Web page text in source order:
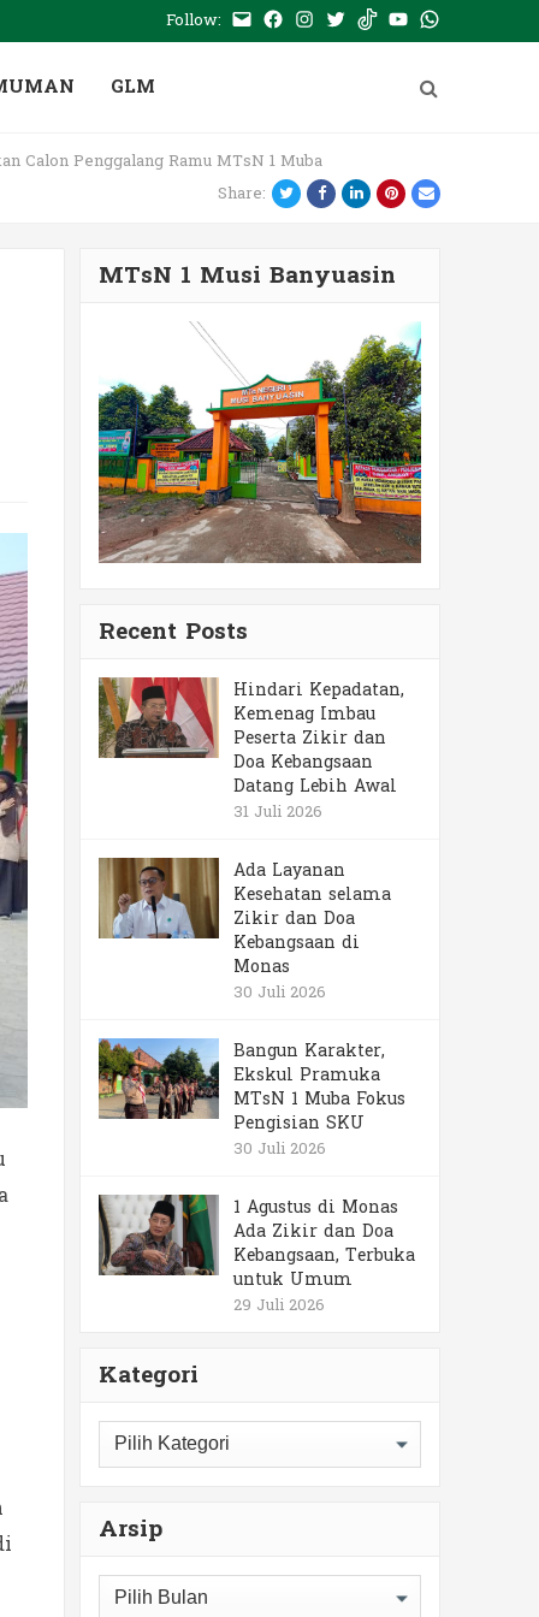
Follow: E- Facebook
Instagram
TwitterTiktokYoutubeWhatsApp
GLM
Calon Penggalang Ramu MTsN 1 Muba
Share:
TwitterFacebookLinkedIn
Pinterest
Email
MTsN 1 Musi Banyuasin
Recent Posts
Hindari Kepadatan,
Kemenag Imbau
Peserta Zikir dan
Doa Kebangsaan
Datang Lebih Awal
31 Juli 2026
Ada Layanan
Kesehatan selama
Zikir dan Doa
Kebangsaan di
Monas
30 Juli 2026
Bangun Karakter,
Ekskul Pramuka
MTsN 1 Muba Fokus
Pengisian SKU
30 Juli 2026
1 Agustus di Monas
Ada Zikir dan Doa
Kebangsaan, Terbuka
untuk Umum
29 Juli 2026
Kategori
Kategori
Arsip
Arsip